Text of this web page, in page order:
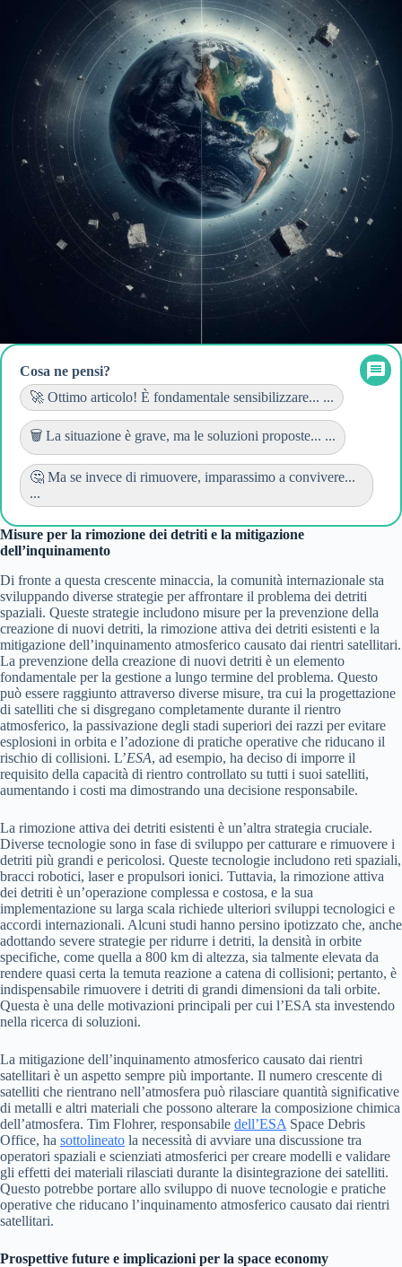
Cosa ne pensi?
🚀 Ottimo articolo! È fondamentale sensibilizzare... ...
🗑️ La situazione è grave, ma le soluzioni proposte... ...
🤔 Ma se invece di rimuovere, imparassimo a convivere...
...
Misure per la rimozione dei detriti e la mitigazione
dell’inquinamento
Di fronte a questa crescente minaccia, la comunità internazionale sta
sviluppando diverse strategie per affrontare il problema dei detriti
spaziali. Queste strategie includono misure per la prevenzione della
creazione di nuovi detriti, la rimozione attiva dei detriti esistenti e la
mitigazione dell’inquinamento atmosferico causato dai rientri satellitari.
La prevenzione della creazione di nuovi detriti è un elemento
fondamentale per la gestione a lungo termine del problema. Questo
può essere raggiunto attraverso diverse misure, tra cui la progettazione
di satelliti che si disgregano completamente durante il rientro
atmosferico, la passivazione degli stadi superiori dei razzi per evitare
esplosioni in orbita e l’adozione di pratiche operative che riducano il
rischio di collisioni. L’ESA, ad esempio, ha deciso di imporre il
requisito della capacità di rientro controllato su tutti i suoi satelliti,
aumentando i costi ma dimostrando una decisione responsabile.
La rimozione attiva dei detriti esistenti è un’altra strategia cruciale.
Diverse tecnologie sono in fase di sviluppo per catturare e rimuovere i
detriti più grandi e pericolosi. Queste tecnologie includono reti spaziali,
bracci robotici, laser e propulsori ionici. Tuttavia, la rimozione attiva
dei detriti è un’operazione complessa e costosa, e la sua
implementazione su larga scala richiede ulteriori sviluppi tecnologici e
accordi internazionali. Alcuni studi hanno persino ipotizzato che, anche
adottando severe strategie per ridurre i detriti, la densità in orbite
specifiche, come quella a 800 km di altezza, sia talmente elevata da
rendere quasi certa la temuta reazione a catena di collisioni; pertanto, è
indispensabile rimuovere i detriti di grandi dimensioni da tali orbite.
Questa è una delle motivazioni principali per cui l’ESA sta investendo
nella ricerca di soluzioni.
La mitigazione dell’inquinamento atmosferico causato dai rientri
satellitari è un aspetto sempre più importante. Il numero crescente di
satelliti che rientrano nell’atmosfera può rilasciare quantità significative
di metalli e altri materiali che possono alterare la composizione chimica
dell’atmosfera. Tim Flohrer, responsabile dell’ESA Space Debris
Office, ha sottolineato la necessità di avviare una discussione tra
operatori spaziali e scienziati atmosferici per creare modelli e validare
gli effetti dei materiali rilasciati durante la disintegrazione dei satelliti.
Questo potrebbe portare allo sviluppo di nuove tecnologie e pratiche
operative che riducano l’inquinamento atmosferico causato dai rientri
satellitari.
Prospettive future e implicazioni per la space economy